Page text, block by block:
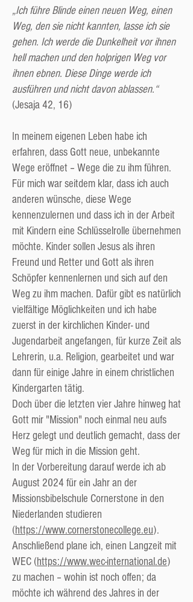
„Ich führe Blinde einen neuen Weg, einen
Weg, den sie nicht kannten, lasse ich sie
gehen. Ich werde die Dunkelheit vor ihnen
hell machen und den holprigen Weg vor
ihnen ebnen. Diese Dinge werde ich
ausführen und nicht davon ablassen.“
(Jesaja 42, 16)
In meinem eigenen Leben habe ich
erfahren, dass Gott neue, unbekannte
Wege eröffnet – Wege die zu ihm führen.
Für mich war seitdem klar, dass ich auch
anderen wünsche, diese Wege
kennenzulernen und dass ich in der Arbeit
mit Kindern eine Schlüsselrolle übernehmen
möchte. Kinder sollen Jesus als ihren
Freund und Retter und Gott als ihren
Schöpfer kennenlernen und sich auf den
Weg zu ihm machen. Dafür gibt es natürlich
vielfältige Möglichkeiten und ich habe
zuerst in der kirchlichen Kinder- und
Jugendarbeit angefangen, für kurze Zeit als
Lehrerin, u.a. Religion, gearbeitet und war
dann für einige Jahre in einem christlichen
Kindergarten tätig.
Doch über die letzten vier Jahre hinweg hat
Gott mir "Mission" noch einmal neu aufs
Herz gelegt und deutlich gemacht, dass der
Weg für mich in die Mission geht.
In der Vorbereitung darauf werde ich ab
August 2024 für ein Jahr an der
Missionsbibelschule Cornerstone in den
Niederlanden studieren
(https://www.cornerstonecollege.eu).
Anschließend plane ich, einen Langzeit mit
WEC (https://www.wec-international.de)
zu machen – wohin ist noch offen; da
möchte ich während des Jahres in der